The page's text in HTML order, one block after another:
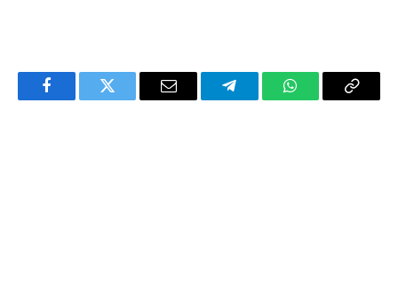
FacebookTwitter Email TelegramWhatsAppCopy